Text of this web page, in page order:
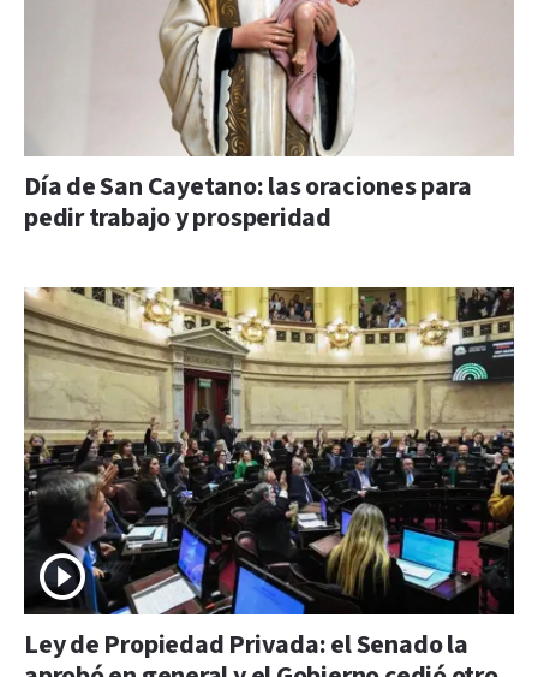
Día de San Cayetano: las oraciones para
pedir trabajo y prosperidad
Ley de Propiedad Privada: el Senado la